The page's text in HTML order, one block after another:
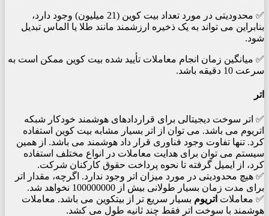
✅ محدودیتی در مورد تعداد بیت کوین (21 میلیون) وجود دارد،
بنابراین می تواند به یک ذخیره ارزشمند مانند طلا یا الماس تبدیل
شود.
✅ میانگین زمان انجام معاملات تأیید شده بیت کوین ممکن است به
سرعت 10 دقیقه باشد.
اتر
✅ اتر سوخت دیجیتالی برای قراردادهای هوشمند خودکار شبکه
اتریوم می باشد. می توان از اتر بسیار مشابه بیت کوین استفاده
کرد. تنها تفاوت وجود فناوری قرار داد هوشمند می باشد. از همین
سیستم می توان برای هدایت معاملات در انواع مختلف استفاده
کرد، از ایمیل گرفته تا نحوه پرداخت حقوق کارکنان شرکت.
✅ هیچ محدودیتی در مورد میزان اتر وجود ندارد. اگرچه، مقدار اتر
برای مدت زمان بسیار طولانی بیش از 100000000 نخواهد شد.
✅ معاملات اتریوم بسیار سریع تر از بیتکوین می باشد. معاملات
هوشمند با سوخت اتر فقط چند ثانیه طول می کشد.